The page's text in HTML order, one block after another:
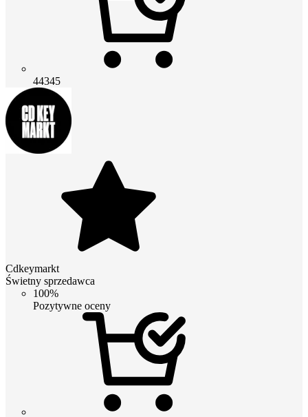
44345
Cdkeymarkt
Świetny sprzedawca
100%
Pozytywne oceny